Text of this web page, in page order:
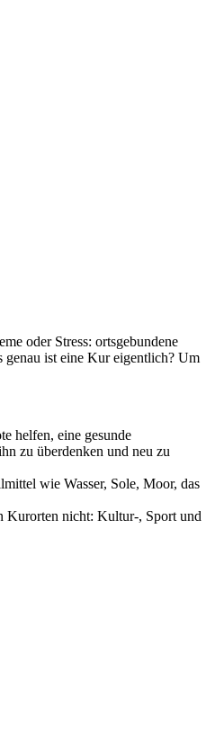
oder Stress: ortsgebundene
genau ist eine Kur eigentlich? Um
helfen, eine gesunde
zu überdenken und neu zu
wie Wasser, Sole, Moor, das
Kurorten nicht: Kultur-, Sport und